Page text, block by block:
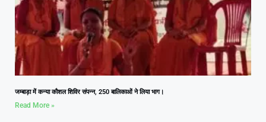
जम्बाड़ा में कन्या कौशल शिविर संपन्न, 250 बालिकाओं ने लिया भाग।
Read More »